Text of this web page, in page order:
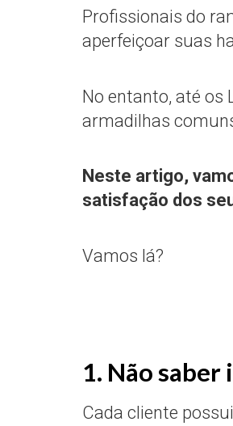
Profissionais do
aperfeiçoar suas
No entanto, até os
armadilhas
Neste artigo,
satisfação dos
Vamos lá?
1. Não
Cada cliente